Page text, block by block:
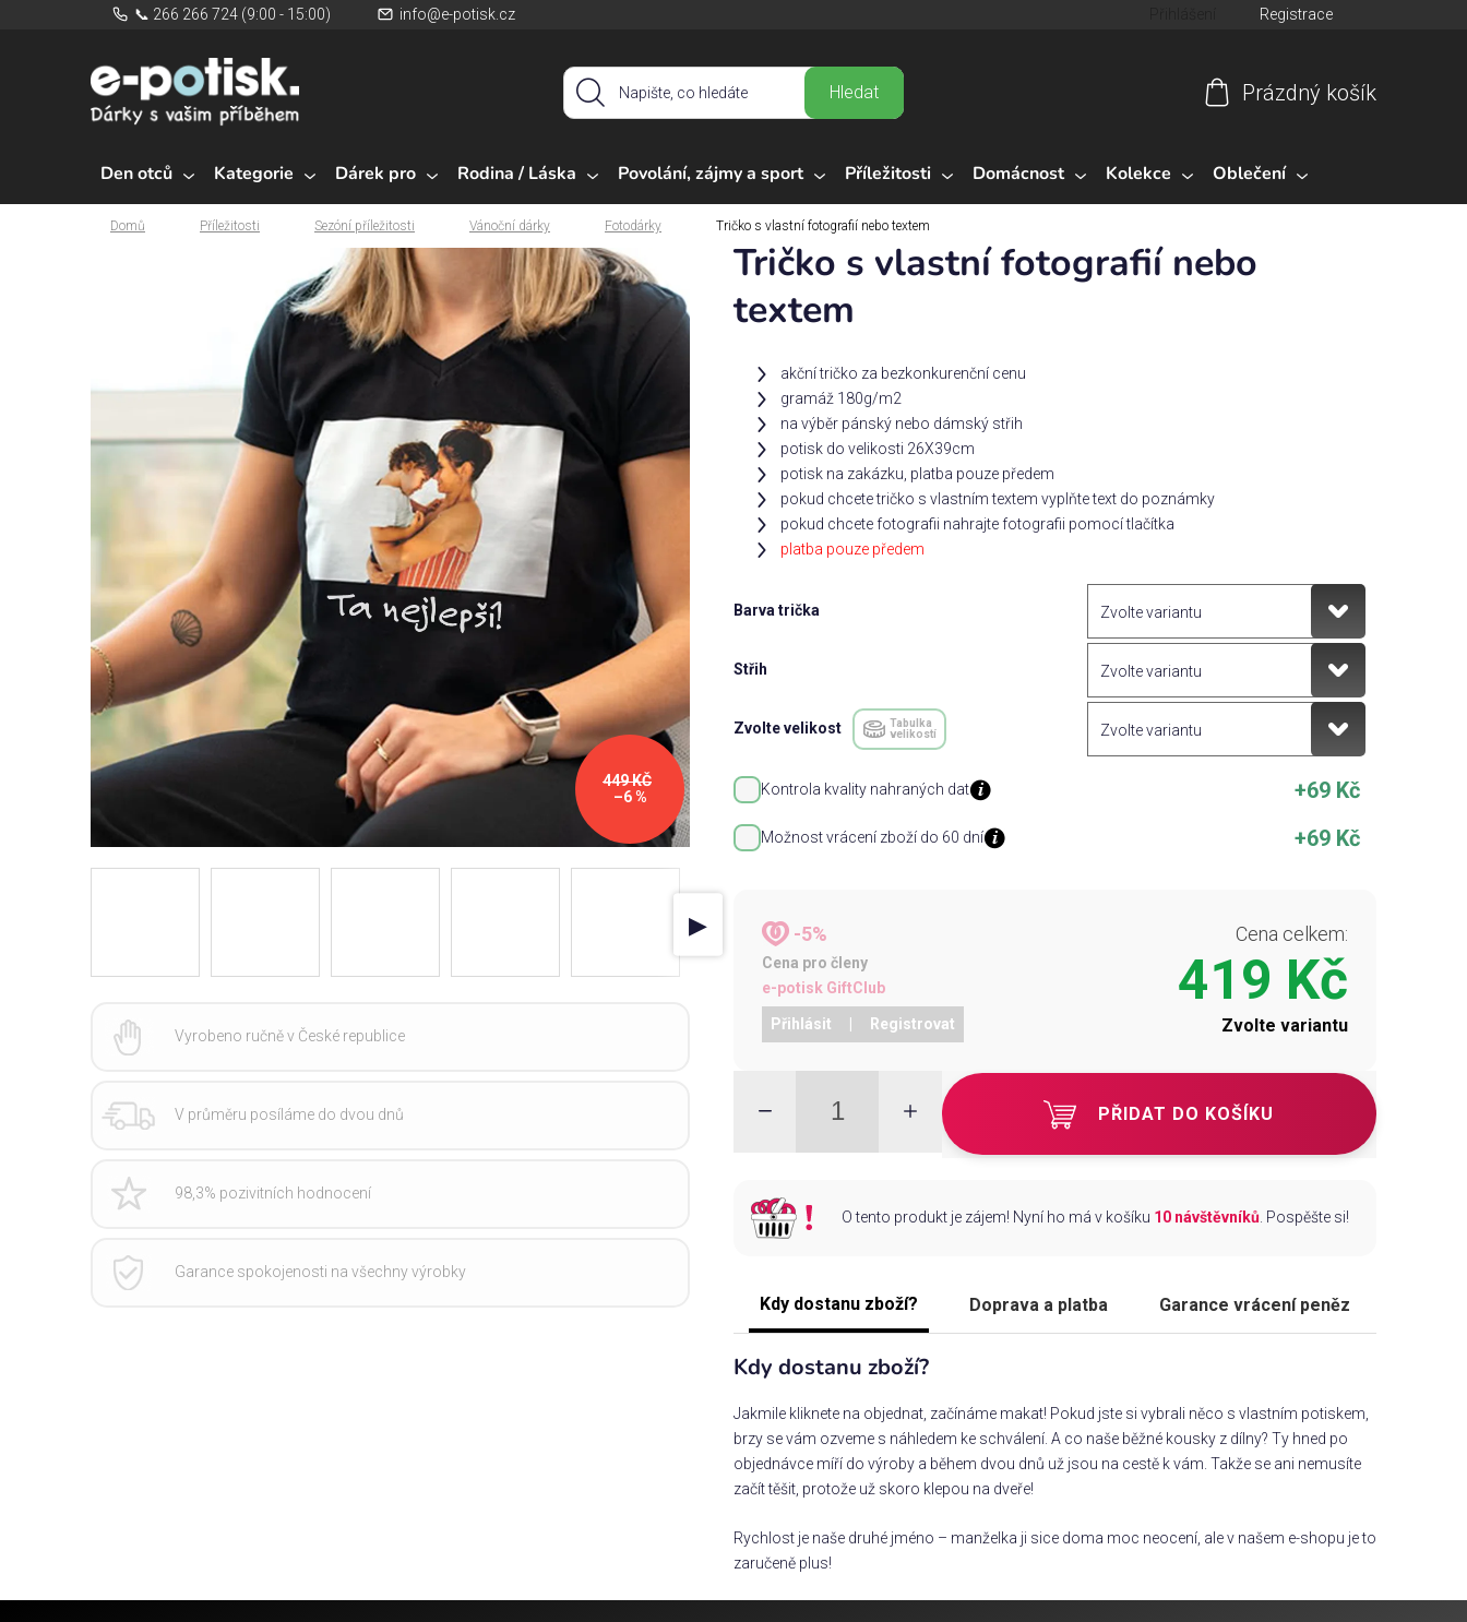
📞 266 266 724 (9:00 - 15:00) info@e-potisk.cz Registrace
Hledat
košík
Prázdný košík
Den otců Kategorie Dárek pro Rodina / Láska Povolání, zájmy a sport Příležitosti Domácnost Kolekce Oblečení
Domů
Domů Příležitosti Sezóní příležitosti Vánoční dárky Fotodárky Tričko s vlastní fotografií nebo textem
Tričko s vlastní fotografií nebo
textem
akční tričko za bezkonkurenční cenu
gramáž 180g/m2
na výběr pánský nebo dámský střih
potisk do velikosti 26X39cm
potisk na zakázku, platba pouze předem
pokud chcete tričko s vlastním textem vyplňte text do poznámky
pokud chcete fotografii nahrajte fotografii pomocí tlačítka
platba pouze předem
Barva trička
Střih
Zvolte velikost
Tabulka
velikostí
Kontrola kvality nahraných dat +69 Kč
Možnost vrácení zboží do 60 dní +69 Kč
-5%
Cena pro členy
e-potisk GiftClub
Přihlásit Registrovat
Cena celkem:
419 Kč
Zvolte variantu
PŘIDAT DO KOŠÍKU
O tento produkt je zájem! Nyní ho má v košíku 10 návštěvníků. Pospěšte si!
Kdy dostanu zboží? Doprava a platba Garance vrácení peněz
Kdy dostanu zboží?
Jakmile kliknete na objednat, začínáme makat! Pokud jste si vybrali něco s vlastním potiskem,
brzy se vám ozveme s náhledem ke schválení. A co naše běžné kousky z dílny? Ty hned po
objednávce míří do výroby a během dvou dnů už jsou na cestě k vám. Takže se ani nemusíte
začít těšit, protože už skoro klepou na dveře!
Rychlost je naše druhé jméno – manželka ji sice doma moc neocení, ale v našem e-shopu je to
zaručeně plus!
449 KČ
–6 %
▶
Vyrobeno ručně v České republice
V průměru posíláme do dvou dnů
98,3% pozivitních hodnocení
Garance spokojenosti na všechny výrobky